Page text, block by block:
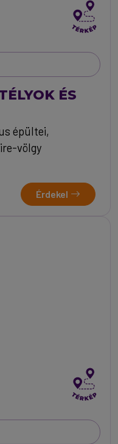
ÉS
épültei,
völgy
Érdekel